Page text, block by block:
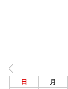
日 月